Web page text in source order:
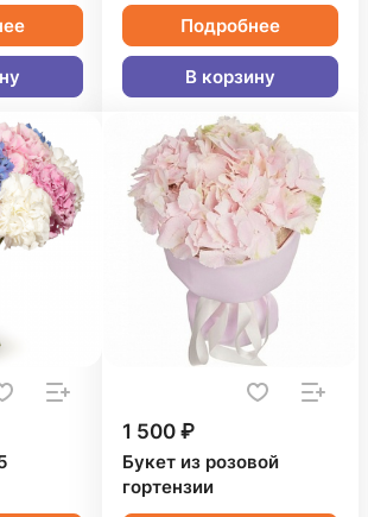
Подробнее
В корзину
1 500 ₽
Букет из розовой
гортензии